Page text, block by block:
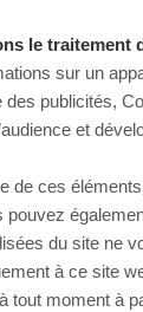
le traitement
sur un
publicités,
et
de ces
du site ne
à ce site
tout moment à
page
to try again, or
Back